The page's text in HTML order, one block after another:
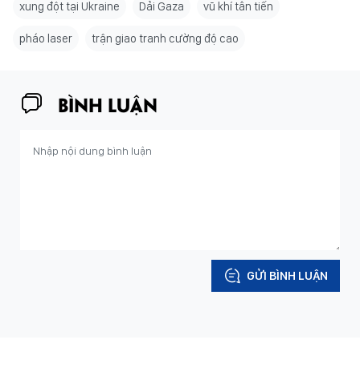
xung đột tại Ukraine Dải Gaza vũ khí tân tiến
pháo laser trận giao tranh cường độ cao
BÌNH LUẬN
GỬI BÌNH LUẬN